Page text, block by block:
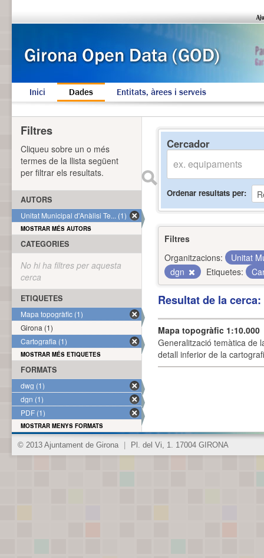
Inici Dades Entitats, àrees i serveis
Cercador
Ordenar resultats per
Filtres
Organitzacions:
Unitat
dgn
Etiquetes:
Resultat de la
Mapa topogràfic 1:10.000
Generalització temàtica de
detall inferior de la
Filtres
Cliqueu sobre un o més
termes de la llista següent
per filtrar els resultats.
AUTORS
Unitat Municipal d'Anàlisi Te... (1)
MOSTRAR MÉS AUTORS
CATEGORIES
No hi ha filtres per aquesta
cerca
ETIQUETES
Mapa topogràfic (1)
Girona (1)
Cartografia (1)
MOSTRAR MÉS ETIQUETES
FORMATS
dwg (1)
dgn (1)
PDF (1)
MOSTRAR MENYS FORMATS
© 2013 Ajuntament de Girona Pl. del Vi, 1. 17004 GIRONA